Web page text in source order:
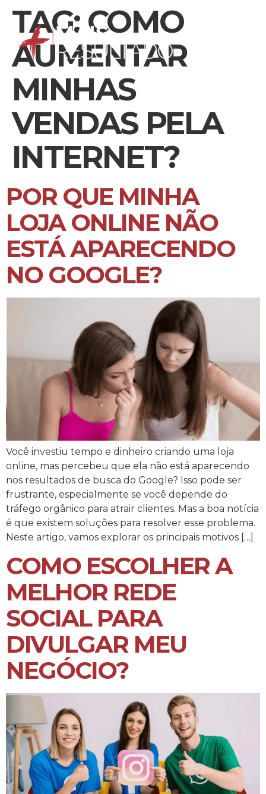
TAG: COMO
AUMENTAR
MINHAS
VENDAS PELA
INTERNET?
POR QUE MINHA
LOJA ONLINE NÃO
ESTÁ APARECENDO
NO GOOGLE?
Você investiu tempo e dinheiro criando uma loja
online, mas percebeu que ela não está aparecendo
nos resultados de busca do Google? Isso pode ser
frustrante, especialmente se você depende do
tráfego orgânico para atrair clientes. Mas a boa notícia
é que existem soluções para resolver esse problema.
Neste artigo, vamos explorar os principais motivos […]
COMO ESCOLHER A
MELHOR REDE
SOCIAL PARA
DIVULGAR MEU
NEGÓCIO?